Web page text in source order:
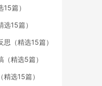
篇）
15篇）
思（精选15篇）
精选5篇）
选15篇）